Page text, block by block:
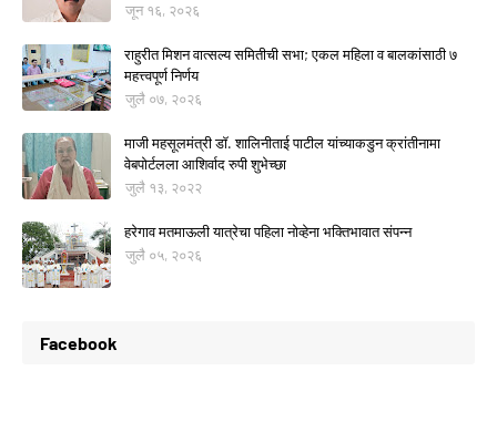
जून १६, २०२६
राहुरीत मिशन वात्सल्य समितीची सभा; एकल महिला व बालकांसाठी ७
महत्त्वपूर्ण निर्णय
जुलै ०७, २०२६
माजी महसूलमंत्री डॉ. शालिनीताई पाटील यांच्याकडुन क्रांतीनामा
वेबपोर्टलला आशिर्वाद रुपी शुभेच्छा
जुलै १३, २०२२
हरेगाव मतमाऊली यात्रेचा पहिला नोव्हेना भक्तिभावात संपन्न
जुलै ०५, २०२६
Facebook